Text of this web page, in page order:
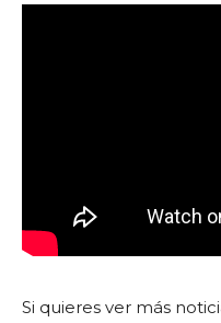
Si quieres ver más